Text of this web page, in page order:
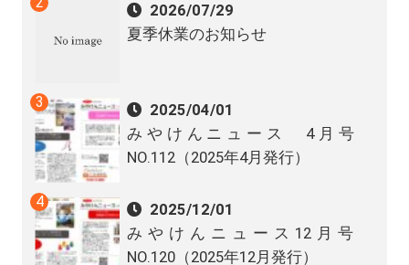
2026/07/29
夏季休業のお知らせ
2025/04/01
みやけんニュース 4月号
NO.112（2025年4月発行）
2025/12/01
みやけんニュース12月号
NO.120（2025年12月発行）